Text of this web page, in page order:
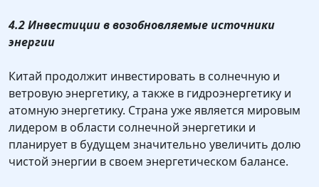
4.2 Инвестиции в возобновляемые источники
энергии
Китай продолжит инвестировать в солнечную и
ветровую энергетику, а также в гидроэнергетику и
атомную энергетику. Страна уже является мировым
лидером в области солнечной энергетики и
планирует в будущем значительно увеличить долю
чистой энергии в своем энергетическом балансе.